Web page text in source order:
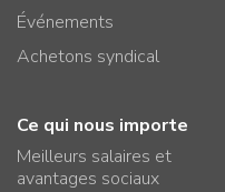
Événements
Achetons syndical
Ce qui nous importe
Meilleurs salaires et
avantages sociaux